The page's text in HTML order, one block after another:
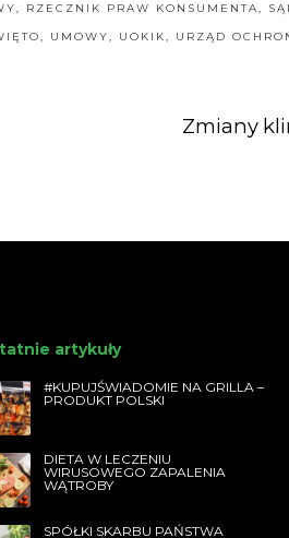
, RZECZNIK PRAW KONSUMENTA,
, UMOWY, UOKIK, URZĄD
Zmiany
artykuły
#KUPUJŚWIADOMIE NA GRILLA –
PRODUKT POLSKI
DIETA W LECZENIU
WIRUSOWEGO ZAPALENIA
WĄTROBY
SPÓŁKI SKARBU PAŃSTWA